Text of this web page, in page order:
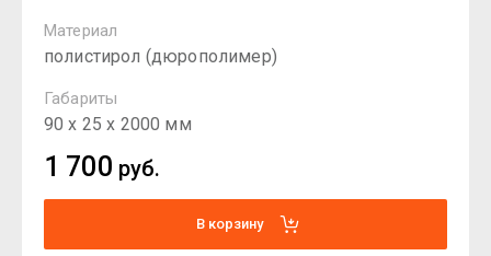
Материал
полистирол (дюрополимер)
Габариты
90 х 25 х 2000 мм
1 700 руб.
В корзину